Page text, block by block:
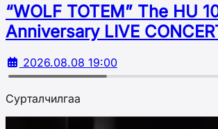
“WOLF TOTEM” The HU
Аnniversary LIVE
2026.08.08 19:00
Сурталчилгаа